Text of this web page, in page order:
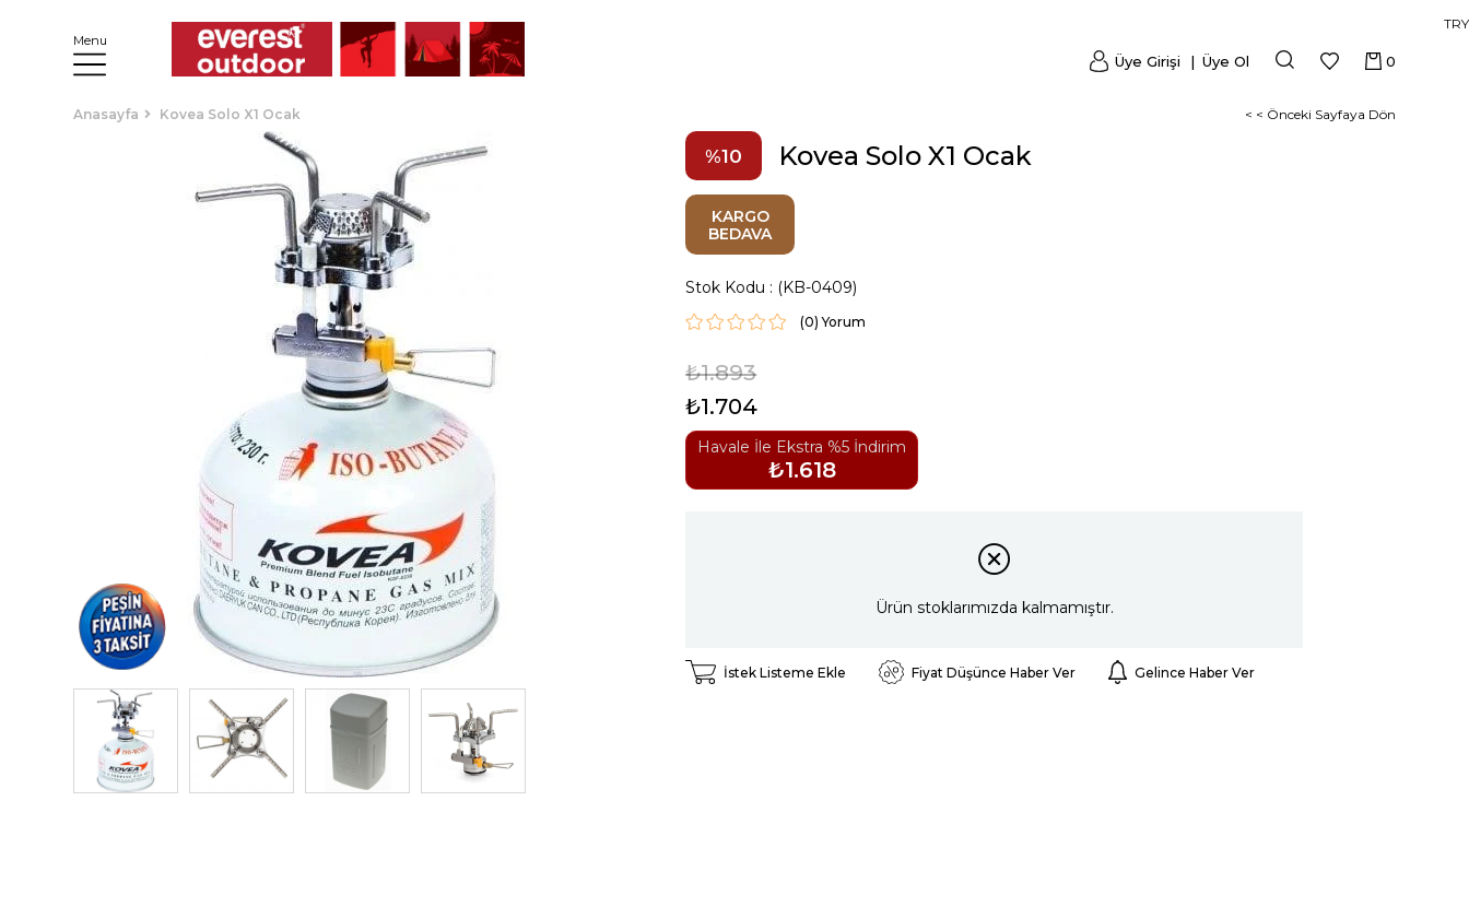
Menu
TRY
0
Üye Girişi Üye Ol
Anasayfa Kovea Solo X1 Ocak < < Önceki Sayfaya Dön
10 Kovea Solo X1 Ocak
KARGO
BEDAVA
Stok Kodu (KB-0409)
(0)
₺1.893
₺1.704
Havale İle Ekstra %5 İndirim
₺1.618
Ürün stoklarımızda kalmamıştır.
İstek Listeme Ekle Fiyat Düşünce Haber Ver Gelince Haber Ver